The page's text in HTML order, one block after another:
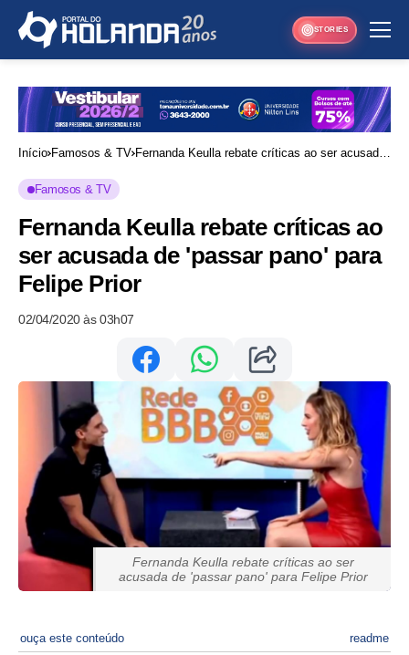
STORIES
Início Famosos & TV Fernanda Keulla rebate críticas ao ser acusada
Famosos & TV
Fernanda Keulla rebate críticas ao
ser acusada de 'passar pano' para
Felipe Prior
02/04/2020 às 03h07
Fernanda Keulla rebate críticas ao ser
acusada de 'passar pano' para Felipe Prior
ouça este conteúdo readme